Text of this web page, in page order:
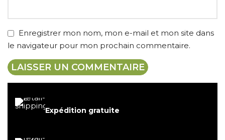
Enregistrer mon nom, mon e-mail et mon site dans
le navigateur pour mon prochain commentaire.
Expédition gratuite